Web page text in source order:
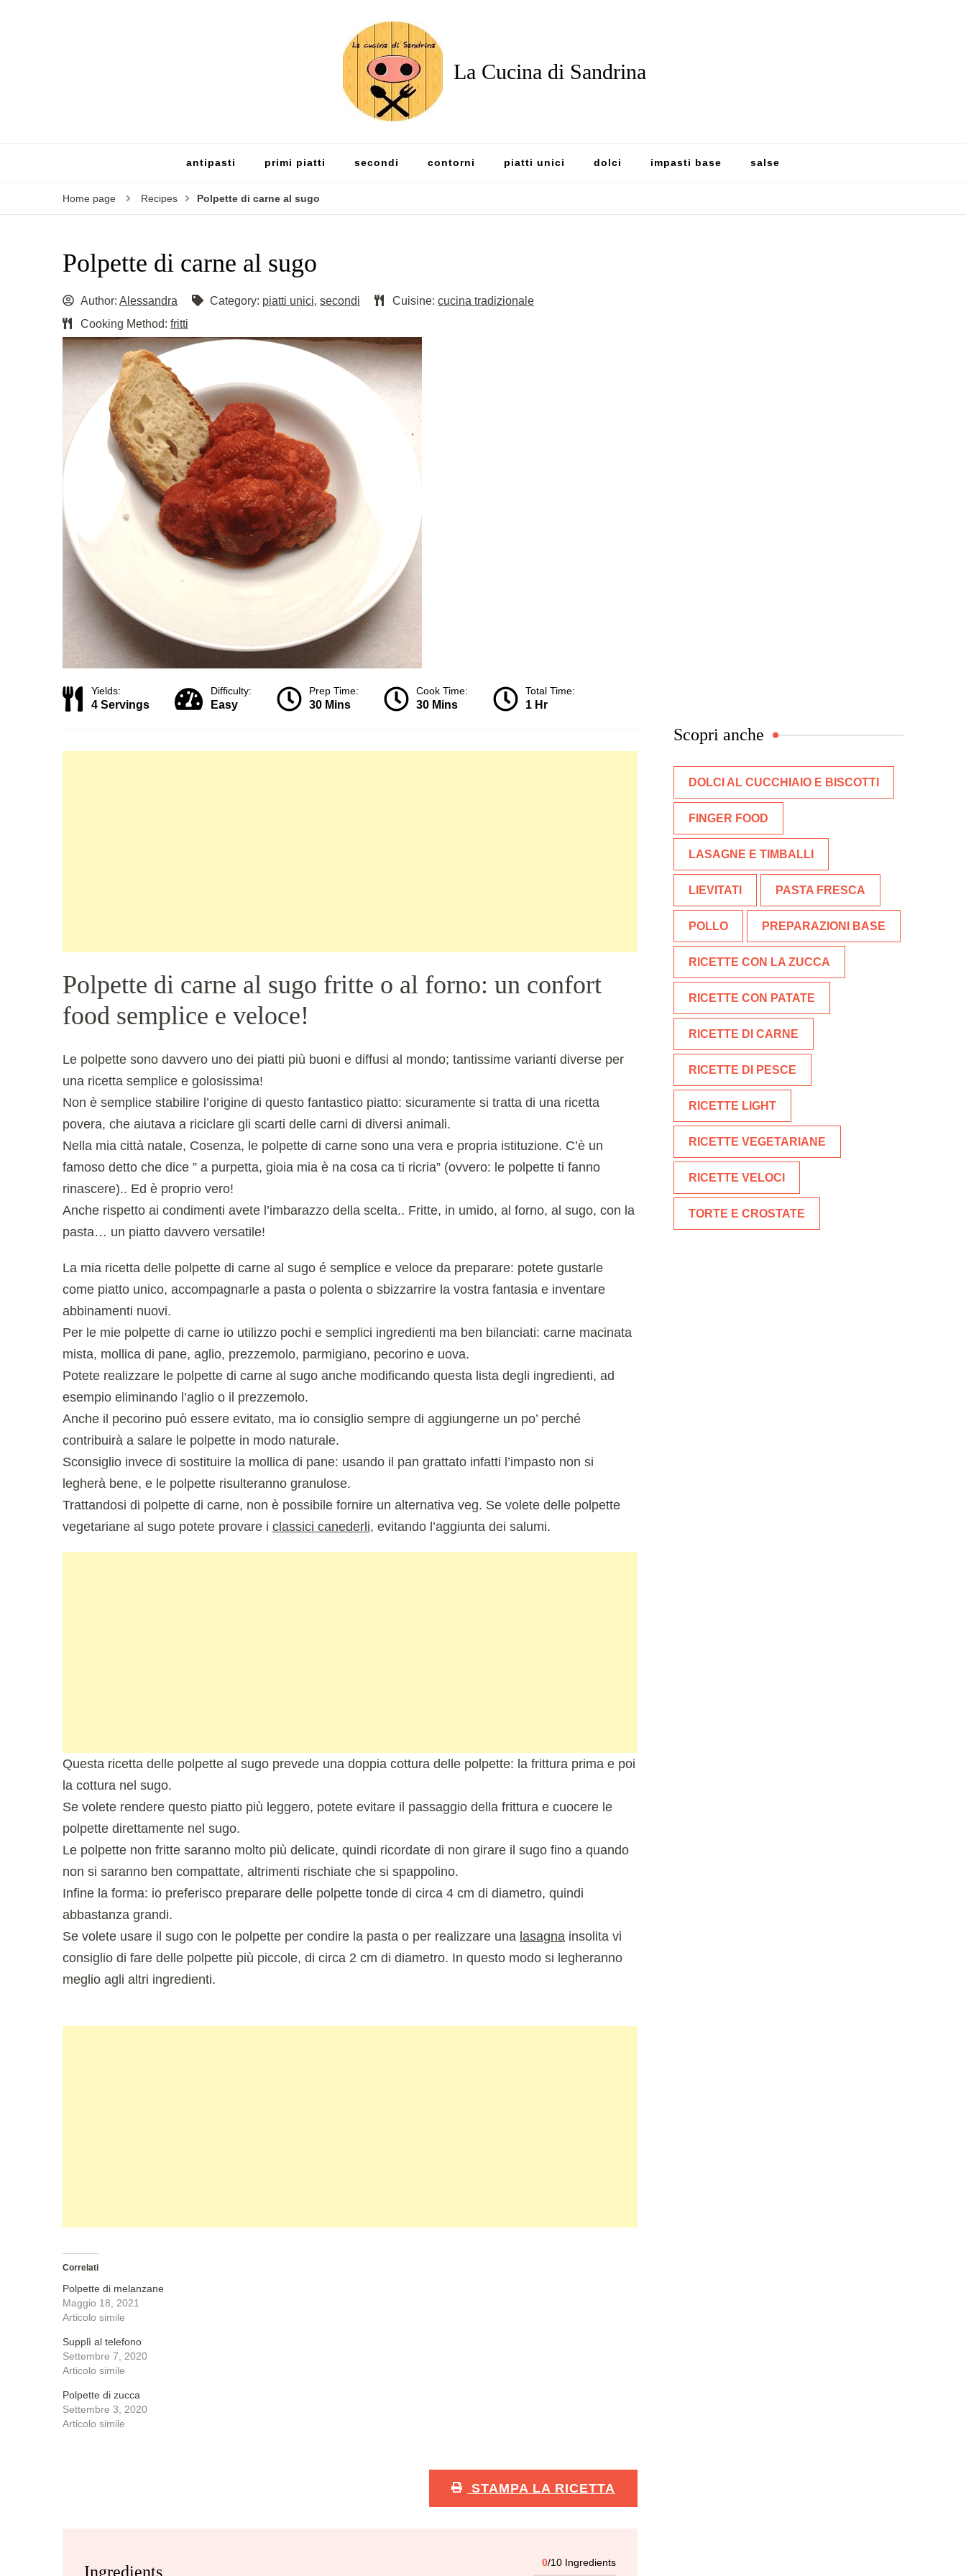
La Cucina di Sandrina
antipasti primi piatti secondi contorni piatti unici dolci impasti base salse
Home page Recipes Polpette di carne al sugo
Polpette di carne al sugo
Author: Alessandra Category: piatti unici, secondi Cuisine: cucina tradizionale
Cooking Method: fritti
Yields:
4 Servings
Difficulty:
Easy
Prep Time:
30 Mins
Cook Time:
30 Mins
Total Time:
1 Hr
Polpette di carne al sugo fritte o al forno: un confort
food semplice e veloce!
Le polpette sono davvero uno dei piatti più buoni e diffusi al mondo; tantissime varianti diverse per
una ricetta semplice e golosissima!
Non è semplice stabilire l’origine di questo fantastico piatto: sicuramente si tratta di una ricetta
povera, che aiutava a riciclare gli scarti delle carni di diversi animali.
Nella mia città natale, Cosenza, le polpette di carne sono una vera e propria istituzione. C’è un
famoso detto che dice ” a purpetta, gioia mia è na cosa ca ti ricria” (ovvero: le polpette ti fanno
rinascere).. Ed è proprio vero!
Anche rispetto ai condimenti avete l’imbarazzo della scelta.. Fritte, in umido, al forno, al sugo, con la
pasta… un piatto davvero versatile!
La mia ricetta delle polpette di carne al sugo é semplice e veloce da preparare: potete gustarle
come piatto unico, accompagnarle a pasta o polenta o sbizzarrire la vostra fantasia e inventare
abbinamenti nuovi.
Per le mie polpette di carne io utilizzo pochi e semplici ingredienti ma ben bilanciati: carne macinata
mista, mollica di pane, aglio, prezzemolo, parmigiano, pecorino e uova.
Potete realizzare le polpette di carne al sugo anche modificando questa lista degli ingredienti, ad
esempio eliminando l’aglio o il prezzemolo.
Anche il pecorino può essere evitato, ma io consiglio sempre di aggiungerne un po’ perché
contribuirà a salare le polpette in modo naturale.
Sconsiglio invece di sostituire la mollica di pane: usando il pan grattato infatti l’impasto non si
legherà bene, e le polpette risulteranno granulose.
Trattandosi di polpette di carne, non è possibile fornire un alternativa veg. Se volete delle polpette
vegetariane al sugo potete provare i classici canederli, evitando l’aggiunta dei salumi.
Questa ricetta delle polpette al sugo prevede una doppia cottura delle polpette: la frittura prima e poi
la cottura nel sugo.
Se volete rendere questo piatto più leggero, potete evitare il passaggio della frittura e cuocere le
polpette direttamente nel sugo.
Le polpette non fritte saranno molto più delicate, quindi ricordate di non girare il sugo fino a quando
non si saranno ben compattate, altrimenti rischiate che si spappolino.
Infine la forma: io preferisco preparare delle polpette tonde di circa 4 cm di diametro, quindi
abbastanza grandi.
Se volete usare il sugo con le polpette per condire la pasta o per realizzare una lasagna insolita vi
consiglio di fare delle polpette più piccole, di circa 2 cm di diametro. In questo modo si legheranno
meglio agli altri ingredienti.
Correlati
Polpette di melanzane
Maggio 18, 2021
Articolo simile
Supplì al telefono
Settembre 7, 2020
Articolo simile
Polpette di zucca
Settembre 3, 2020
Articolo simile
STAMPA LA RICETTA
Ingredients
0/10 Ingredients
Scopri anche
DOLCI AL CUCCHIAIO E BISCOTTI
FINGER FOOD
LASAGNE E TIMBALLI
LIEVITATI PASTA FRESCA
POLLO PREPARAZIONI BASE
RICETTE CON LA ZUCCA
RICETTE CON PATATE
RICETTE DI CARNE
RICETTE DI PESCE
RICETTE LIGHT
RICETTE VEGETARIANE
RICETTE VELOCI
TORTE E CROSTATE